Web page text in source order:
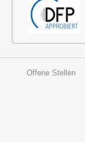
Offene Stellen